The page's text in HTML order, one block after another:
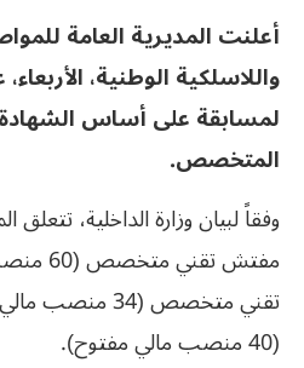
أعلنت المديرية العامة
واللاسلكية الوطنية،
لمسابقة على أساس الشهادة
المتخصص.
وفقاً لبيان وزارة الداخلية، تتعلق
مفتش
تقني متخصص (34
(40 منصب مالي مفتوح).